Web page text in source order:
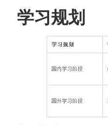
学习规划